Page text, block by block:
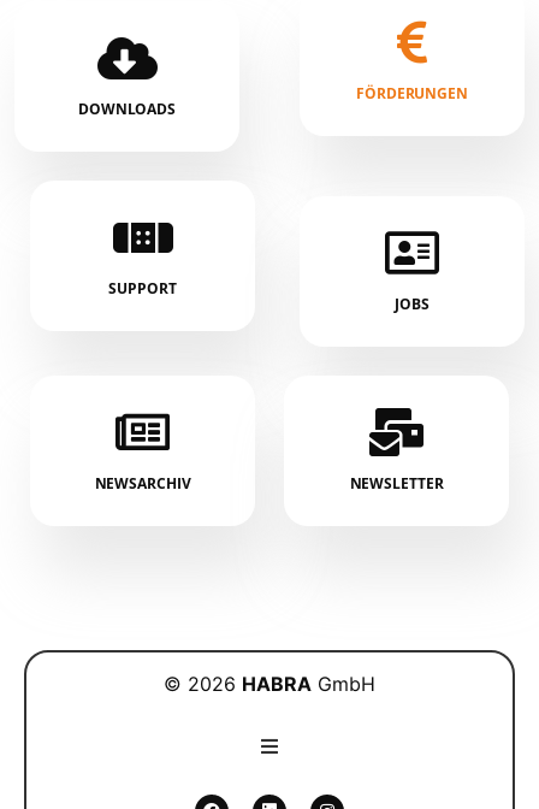
DOWNLOADS
FÖRDERUNGEN
SUPPORT
JOBS
NEWSARCHIV NEWSLETTER
© 2026 HABRA GmbH